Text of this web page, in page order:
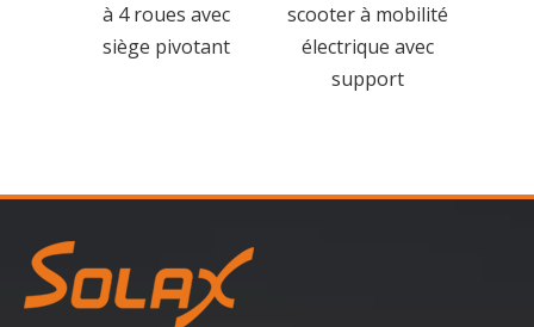
à 4 roues avec
siège pivotant
scooter à mobilité
électrique avec
support